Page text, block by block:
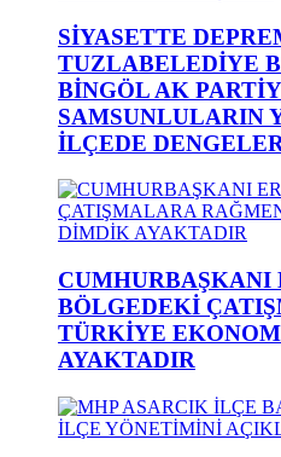
SİYASETTE
TUZLABELEDİYE
BİNGÖL AK
SAMSUNLULARIN
İLÇEDE
CUMHURBAŞKANI
BÖLGEDEKİ
TÜRKİYE
AYAKTADIR